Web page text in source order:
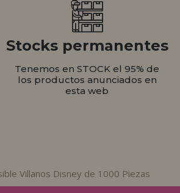
Stocks permanentes
Tenemos en STOCK el 95% de
los productos anunciados en
esta web
Villanos Disney de 1000 Piezas